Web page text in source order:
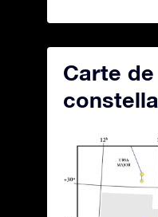
Carte de